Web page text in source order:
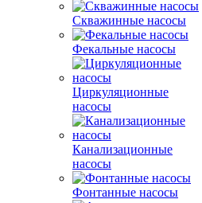
Скважинные насосы
Фекальные насосы
Циркуляционные
насосы
Канализационные
насосы
Фонтанные насосы